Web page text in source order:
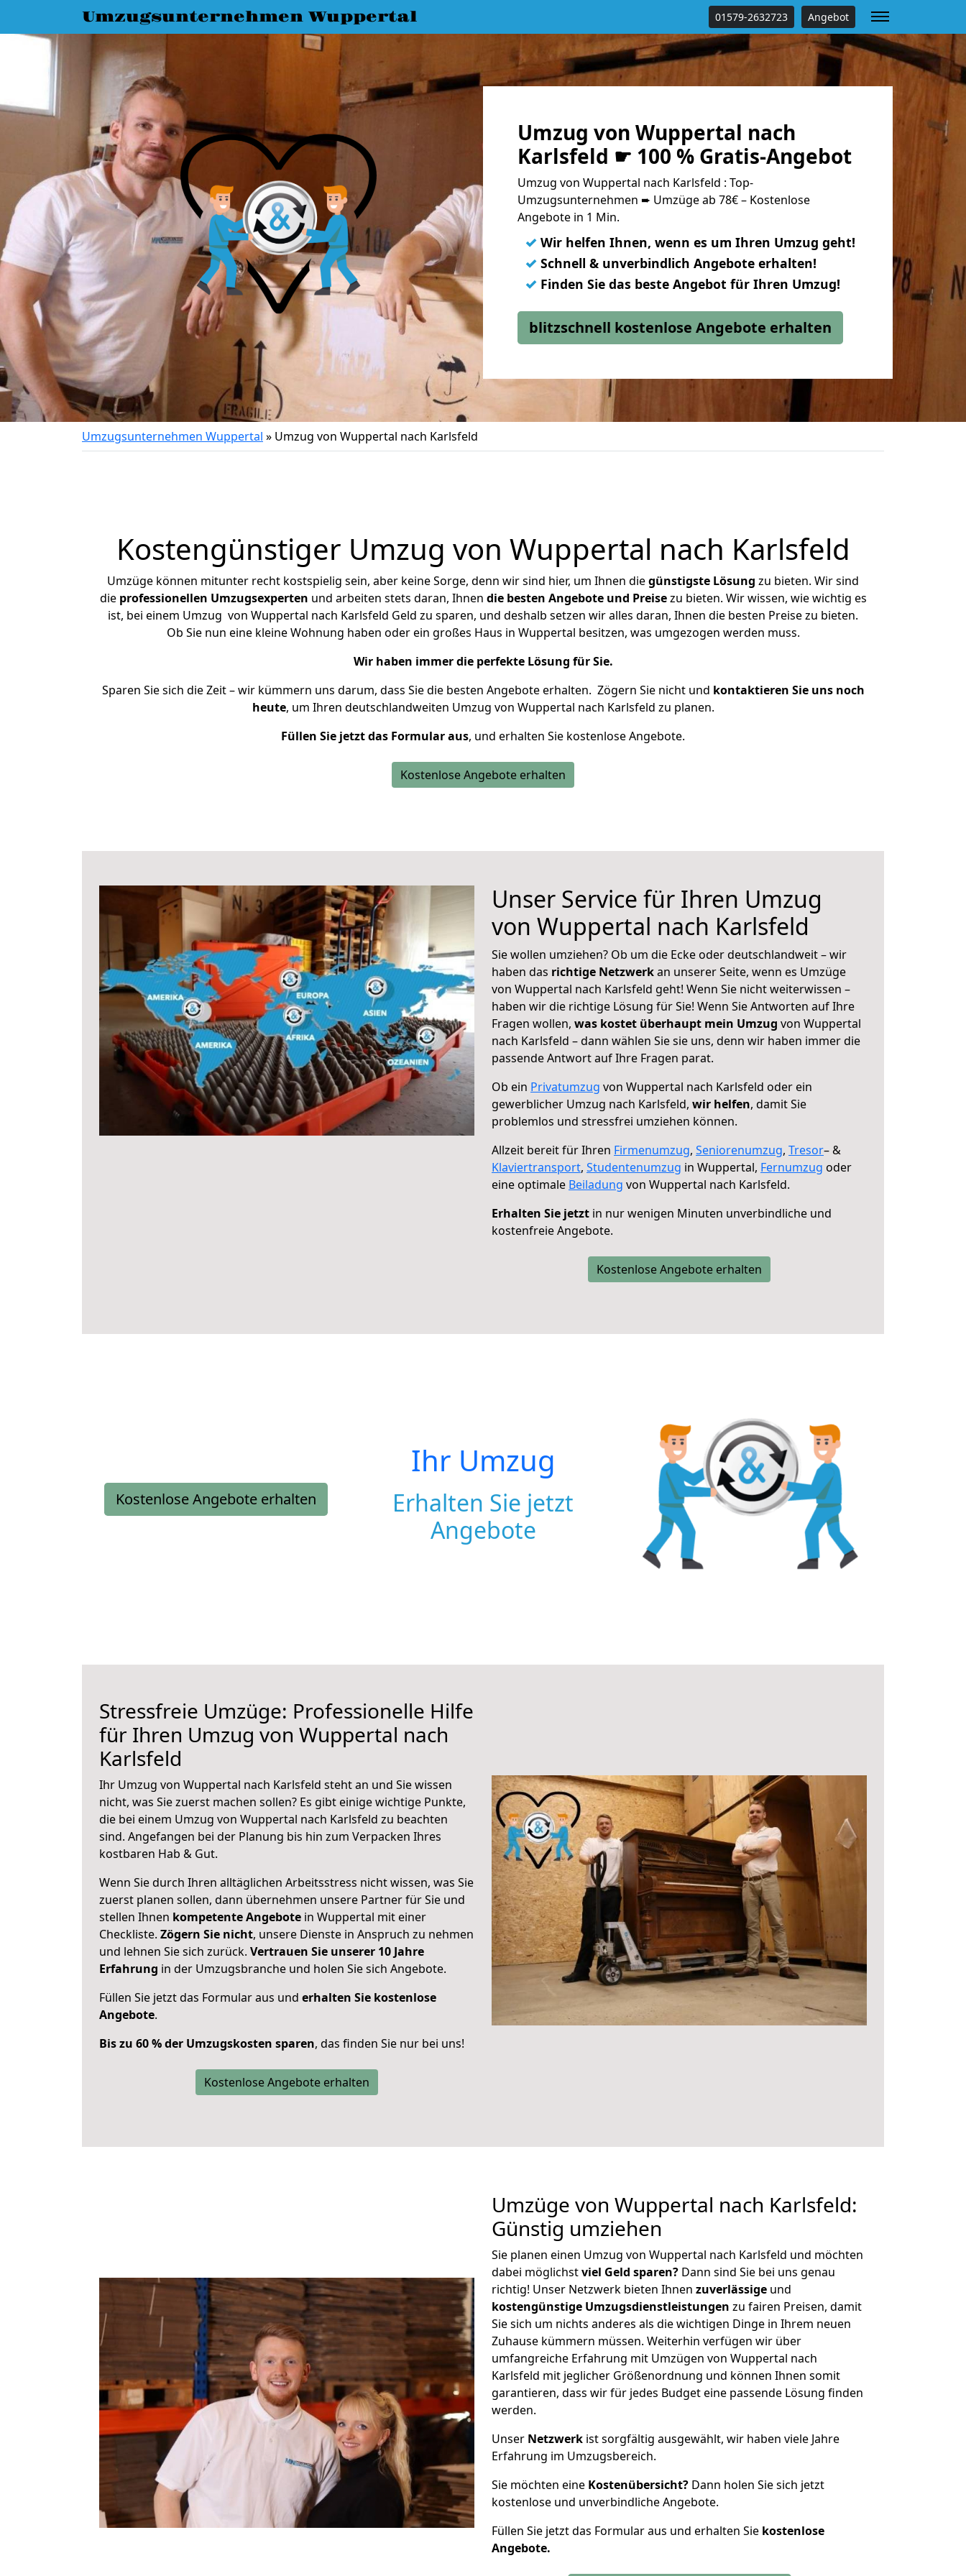
Umzugsunternehmen Wuppertal 01579-2632723 Angebot
Umzug von Wuppertal nach
Karlsfeld ☛ 100 % Gratis-Angebot
Umzug von Wuppertal nach Karlsfeld : Top-
Umzugsunternehmen ➨ Umzüge ab 78€ – Kostenlose
Angebote in 1 Min.
✓ Wir helfen Ihnen, wenn es um Ihren Umzug geht!
✓ Schnell & unverbindlich Angebote erhalten!
✓ Finden Sie das beste Angebot für Ihren Umzug!
blitzschnell kostenlose Angebote erhalten
Umzugsunternehmen Wuppertal » Umzug von Wuppertal nach Karlsfeld
Kostengünstiger Umzug von Wuppertal nach Karlsfeld
Umzüge können mitunter recht kostspielig sein, aber keine Sorge, denn wir sind hier, um Ihnen diegünstigste Lösung zu bieten. Wir sind
die professionellen Umzugsexperten und arbeiten stets daran, Ihnen die besten Angebote und Preisezu bieten. Wir wissen, wie wichtig es
ist, bei einem Umzug von Wuppertal nach Karlsfeld Geld zu sparen, und deshalb setzen wir alles daran, Ihnen die besten Preise zu bieten.
Ob Sie nun eine kleine Wohnung haben oder ein großes Haus in Wuppertal besitzen, was umgezogen werden muss.
Wir haben immer die perfekte Lösung für Sie.
Sparen Sie sich die Zeit – wir kümmern uns darum, dass Sie die besten Angebote erhalten. Zögern Sie nicht und kontaktieren Sie uns noch
heute, um Ihren deutschlandweiten Umzug von Wuppertal nach Karlsfeld zu planen.
Füllen Sie jetzt das Formular aus, und erhalten Sie kostenlose Angebote.
Kostenlose Angebote erhalten
Unser Service für Ihren Umzug
von Wuppertal nach Karlsfeld
Sie wollen umziehen? Ob um die Ecke oder deutschlandweit – wir
haben das richtige Netzwerkan unserer Seite, wenn es Umzüge
von Wuppertal nach Karlsfeld geht! Wenn Sie nicht weiterwissen –
haben wir die richtige Lösung für Sie! Wenn Sie Antworten auf Ihre
Fragen wollen, was kostet überhaupt mein Umzug von Wuppertal
nach Karlsfeld – dann wählen Sie sie uns, denn wir haben immer die
passende Antwort auf Ihre Fragen parat.
Ob ein Privatumzug von Wuppertal nach Karlsfeld oder ein
gewerblicher Umzug nach Karlsfeld, wir helfen, damit Sie
problemlos und stressfrei umziehen können.
Allzeit bereit für Ihren Firmenumzug, Seniorenumzug, Tresor– &
Klaviertransport, Studentenumzug in Wuppertal, Fernumzug oder
eine optimale Beiladung von Wuppertal nach Karlsfeld.
Erhalten Sie jetzt in nur wenigen Minuten unverbindliche und
kostenfreie Angebote.
Kostenlose Angebote erhalten
Kostenlose Angebote erhalten
Ihr Umzug
Erhalten Sie jetzt
Angebote
Stressfreie Umzüge: Professionelle Hilfe
für Ihren Umzug von Wuppertal nach
Karlsfeld
Ihr Umzug von Wuppertal nach Karlsfeld steht an und Sie wissen
nicht, was Sie zuerst machen sollen? Es gibt einige wichtige Punkte,
die bei einem Umzug von Wuppertal nach Karlsfeld zu beachten
sind. Angefangen bei der Planung bis hin zum Verpacken Ihres
kostbaren Hab & Gut.
Wenn Sie durch Ihren alltäglichen Arbeitsstress nicht wissen, was Sie
zuerst planen sollen, dann übernehmen unsere Partner für Sie und
stellen Ihnen kompetente Angebote in Wuppertal mit einer
Checkliste. Zögern Sie nicht, unsere Dienste in Anspruch zu nehmen
und lehnen Sie sich zurück. Vertrauen Sie unserer 10 Jahre
Erfahrung in der Umzugsbranche und holen Sie sich Angebote.
Füllen Sie jetzt das Formular aus und erhalten Sie kostenlose
Angebote.
Bis zu 60 % der Umzugskosten sparen, das finden Sie nur bei uns!
Kostenlose Angebote erhalten
Umzüge von Wuppertal nach Karlsfeld:
Günstig umziehen
Sie planen einen Umzug von Wuppertal nach Karlsfeld und möchten
dabei möglichstviel Geld sparen? Dann sind Sie bei uns genau
richtig! Unser Netzwerk bieten Ihnen zuverlässige und
kostengünstige Umzugsdienstleistungen zu fairen Preisen, damit
Sie sich um nichts anderes als die wichtigen Dinge in Ihrem neuen
Zuhause kümmern müssen. Weiterhin verfügen wir über
umfangreiche Erfahrung mit Umzügen von Wuppertal nach
Karlsfeld mit jeglicher Größenordnung und können Ihnen somit
garantieren, dass wir für jedes Budget eine passende Lösung finden
werden.
Unser Netzwerk ist sorgfältig ausgewählt, wir haben viele Jahre
Erfahrung im Umzugsbereich.
Sie möchten eine Kostenübersicht? Dann holen Sie sich jetzt
kostenlose und unverbindliche Angebote.
Füllen Sie jetzt das Formular aus und erhalten Sie kostenlose
Angebote.